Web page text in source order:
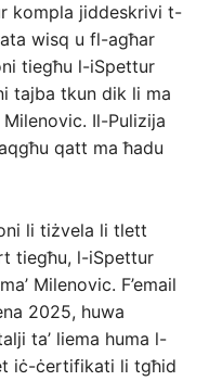
kompla jiddeskrivi t-
wisq u fl-agħar
tiegħu l-iSpettur
tajba tkun dik li ma
Il-Pulizija
qatt ma ħadu
li tiżvela li tlett
tiegħu, l-iSpettur
Milenovic. F’email
2025, huwa
ta’ liema huma l-
iċ-ċertifikati li tgħid